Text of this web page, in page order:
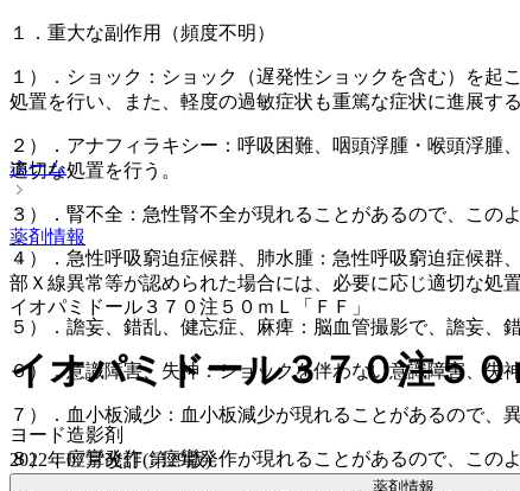
１．重大な副作用（頻度不明）
１）．ショック：ショック（遅発性ショックを含む）を
処置を行い、また、軽度の過敏症状も重篤な症状に進展す
２）．アナフィラキシー：呼吸困難、咽頭浮腫・喉頭浮
適切な処置を行う。
３）．腎不全：急性腎不全が現れることがあるので、この
４）．急性呼吸窮迫症候群、肺水腫：急性呼吸窮迫症候
部Ｘ線異常等が認められた場合には、必要に応じ適切な処置
５）．譫妄、錯乱、健忘症、麻痺：脳血管撮影で、譫妄、
６）．意識障害、失神：ショックを伴わない意識障害、失
７）．血小板減少：血小板減少が現れることがあるので、
８）．痙攣発作：痙攣発作が現れることがあるので、この
ホーム
薬剤情報
イオパミドール３７０注５０ｍＬ「ＦＦ」
イオパミドール３７０注５
ヨード造影剤
2022年07月改訂(第29版)
薬剤情報